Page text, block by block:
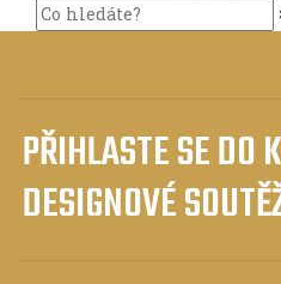
PŘIHLASTE SE DO
DESIGNOVÉ